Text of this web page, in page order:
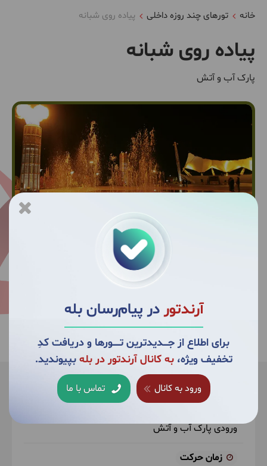
آرندتوردر پیام‌رسان بله
برای اطلاع از جــــدیدترین تــــــورها و دریافت کدِ
تخفیف ویژه،به کانال آرندتور در بله بپیوندید.
ورود به کانال تماس با ما
خانه تورهای چند روزه داخلی پیاده روی شبانه
پیاده روی شبانه
پارک آب و آتش
جزئیات این تور
ورودی پارک آب و آتش
زمان حرکت